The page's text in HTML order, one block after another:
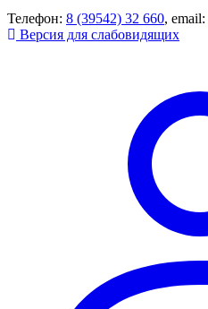
Телефон: 8 (39542) 32 660, email:
Версия для слабовидящих